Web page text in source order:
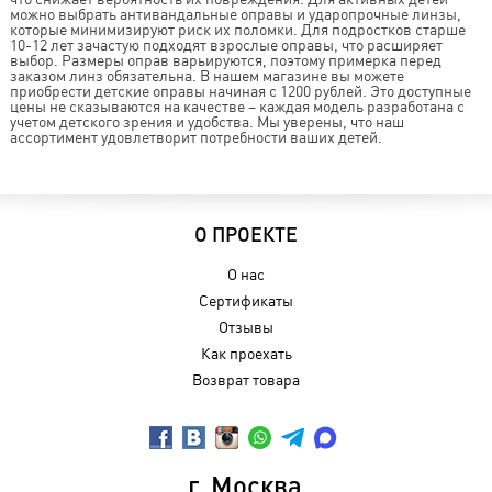
можно выбрать антивандальные оправы и ударопрочные линзы,
которые минимизируют риск их поломки. Для подростков старше
10-12 лет зачастую подходят взрослые оправы, что расширяет
выбор. Размеры оправ варьируются, поэтому примерка перед
заказом линз обязательна. В нашем магазине вы можете
приобрести детские оправы начиная с 1200 рублей. Это доступные
цены не сказываются на качестве – каждая модель разработана с
учетом детского зрения и удобства. Мы уверены, что наш
ассортимент удовлетворит потребности ваших детей.
О ПРОЕКТЕ
О нас
Сертификаты
Отзывы
Как проехать
Возврат товара